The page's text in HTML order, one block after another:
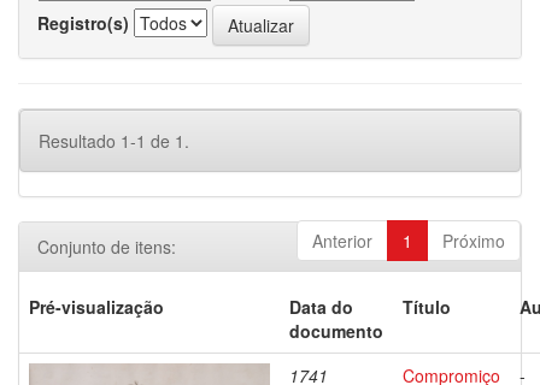
Registro(s)
Resultado 1-1 de 1.
Anterior 1 Próximo
Conjunto de itens:
Pré-visualização
Data do
documento
Título
1741
Compromiço
-